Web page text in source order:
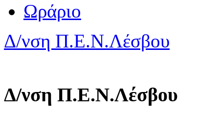
Ωράριο
Δ/νση Π.Ε.Ν.Λέσβου
Δ/νση Π.Ε.Ν.Λέσβου